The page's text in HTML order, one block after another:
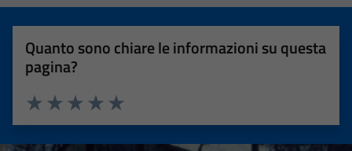
Quanto sono chiare le informazioni su questa
pagina?
Valuta 5 stelle su 5
Valuta 4 stelle su 5
Valuta 3 stelle su 5
Valuta 2 stelle su 5
Valuta 1 stelle su 5